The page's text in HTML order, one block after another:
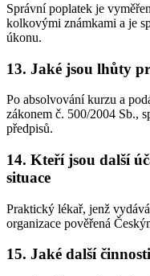
Správní poplatek je
kolkovými známkami a je
úkonu.
13. Jaké jsou lhůty
Po absolvování kurzu a
zákonem č. 500/2004 Sb.,
předpisů.
14. Kteří jsou další
situace
Praktický lékař, jenž
organizace pověřená
15. Jaké další